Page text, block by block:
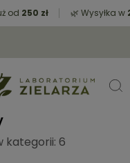
250 zł 🌿 Wysyłka w24 h
kategorii: 6